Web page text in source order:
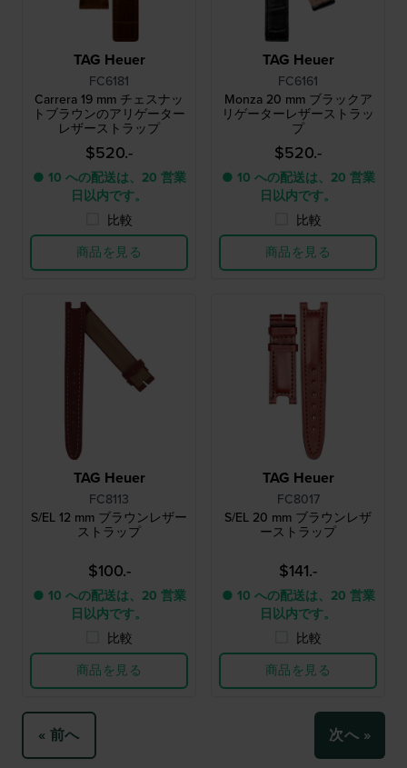
TAG Heuer
FC6181
Carrera 19 mm チェスナッ
トブラウンのアリゲーター
レザーストラップ
$520.-
● 10 への配送は、20 営業
日以内です。
比較
商品を見る
TAG Heuer
FC6161
Monza 20 mm ブラックア
リゲーターレザーストラッ
プ
$520.-
● 10 への配送は、20 営業
日以内です。
比較
商品を見る
TAG Heuer
FC8113
S/EL 12 mm ブラウンレザー
ストラップ
$100.-
● 10 への配送は、20 営業
日以内です。
比較
商品を見る
TAG Heuer
FC8017
S/EL 20 mm ブラウンレザ
ーストラップ
$141.-
● 10 への配送は、20 営業
日以内です。
比較
商品を見る
« 前へ 次へ »